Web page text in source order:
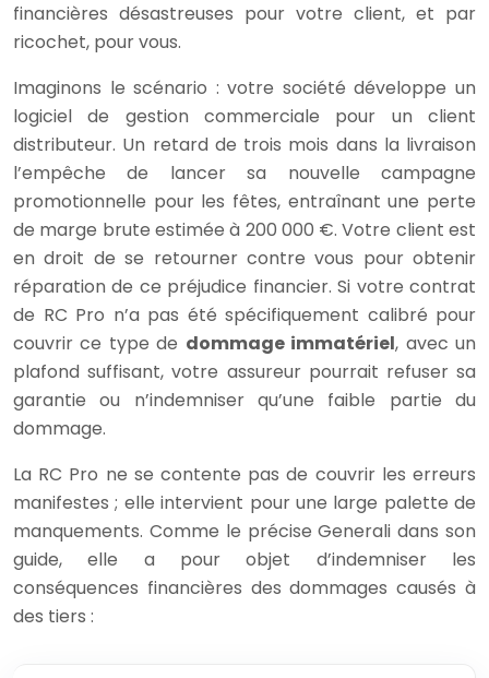
financières désastreuses pour votre client, et par
ricochet, pour vous.
Imaginons le scénario : votre société développe un
logiciel de gestion commerciale pour un client
distributeur. Un retard de trois mois dans la livraison
l’empêche de lancer sa nouvelle campagne
promotionnelle pour les fêtes, entraînant une perte
de marge brute estimée à 200 000 €. Votre client est
en droit de se retourner contre vous pour obtenir
réparation de ce préjudice financier. Si votre contrat
de RC Pro n’a pas été spécifiquement calibré pour
couvrir ce type de dommage immatériel, avec un
plafond suffisant, votre assureur pourrait refuser sa
garantie ou n’indemniser qu’une faible partie du
dommage.
La RC Pro ne se contente pas de couvrir les erreurs
manifestes ; elle intervient pour une large palette de
manquements. Comme le précise Generali dans son
guide, elle a pour objet d’indemniser les
conséquences financières des dommages causés à
des tiers :